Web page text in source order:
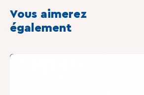
Vous aimerez
également